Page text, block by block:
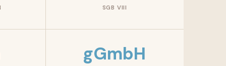
SGB VIII
gGmbH